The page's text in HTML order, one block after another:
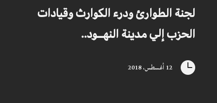
لجنة الطوارئ ودرء الكوارث وقيادات
الحزب إلي مدينة النهــود..
 12 أغسطس، 2018